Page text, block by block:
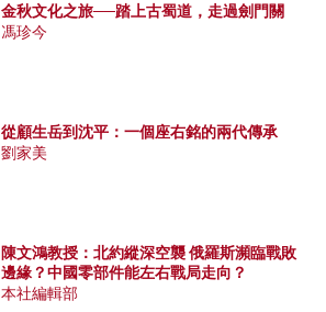
金秋文化之旅──踏上古蜀道，走過劍門關
馮珍今
從顧生岳到沈平：一個座右銘的兩代傳承
劉家美
陳文鴻教授：北約縱深空襲 俄羅斯瀕臨戰敗
邊緣？中國零部件能左右戰局走向？
本社編輯部